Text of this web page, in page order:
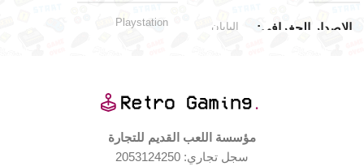
الإصدار الجغرافي اليابان Playstation
مستخدم بحالة جيدة جدا
حالة العلبة
مؤسسة اللعب القديم للتجارة
سجل تجاري: 2053124250